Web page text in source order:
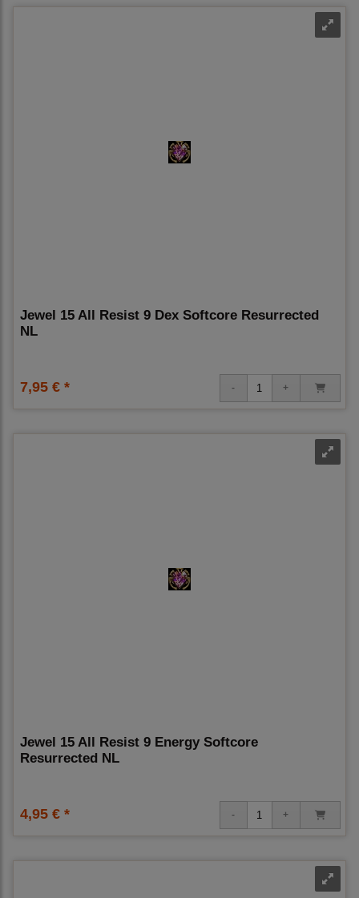
Jewel 15 All Resist 9 Dex Softcore Resurrected
NL
7,95 € *
Jewel 15 All Resist 9 Energy Softcore
Resurrected NL
4,95 € *